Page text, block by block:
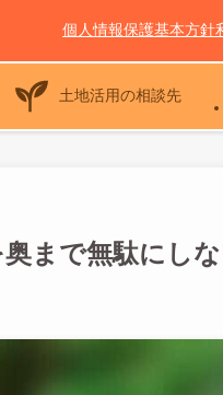
土地活用の相談先
個人情報保護基本方針
まで無駄にし